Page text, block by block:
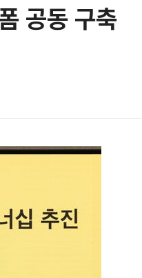
공동 구축
신동엽의 ‘농담’으로 드러난